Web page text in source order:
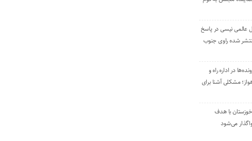
عالمی نیسی در پاسخ
شده راوی جنوب
در اداره راه و
مشکلی آشنا برای
با هدف
می‌شود